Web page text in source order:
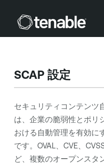
メインコン
SCAP 設定
セキュリティコンテンツ
は、企業の脆弱性とポリ
おける自動管理を有効に
です。OVAL、CVE、
ど、複数のオープンスタ